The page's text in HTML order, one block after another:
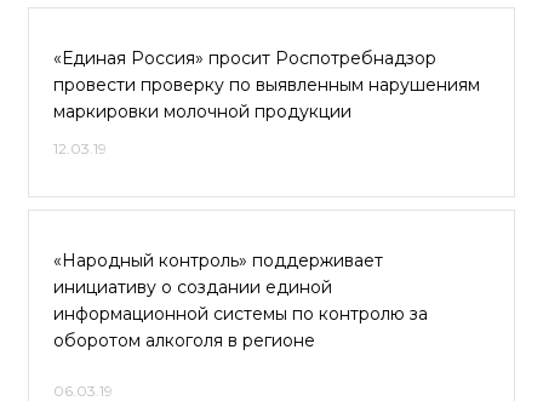
«Единая Россия» просит Роспотребнадзор
провести проверку по выявленным нарушениям
маркировки молочной продукции
12.03.19
«Народный контроль» поддерживает
инициативу о создании единой
информационной системы по контролю за
оборотом алкоголя в регионе
06.03.19